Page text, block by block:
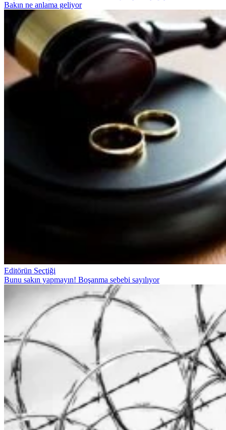
Bakın ne anlama geliyor
Editörün Seçtiği
Bunu sakın yapmayın! Boşanma sebebi sayılıyor